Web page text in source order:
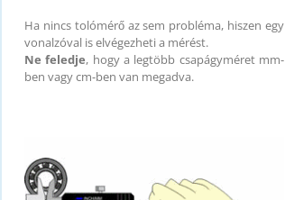
Ha nincs tolómérő az sem probléma, hiszen egy
vonalzóval is elvégezheti a mérést.
Ne feledje, hogy a legtöbb csapágyméret mm-
ben vagy cm-ben van megadva.